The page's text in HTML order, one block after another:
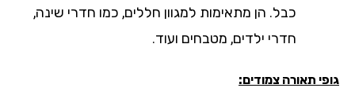
כבל. הן מתאימות למגוון חללים, כמו חדרי שינה,
חדרי ילדים, מטבחים ועוד.
תאורה צמודים: